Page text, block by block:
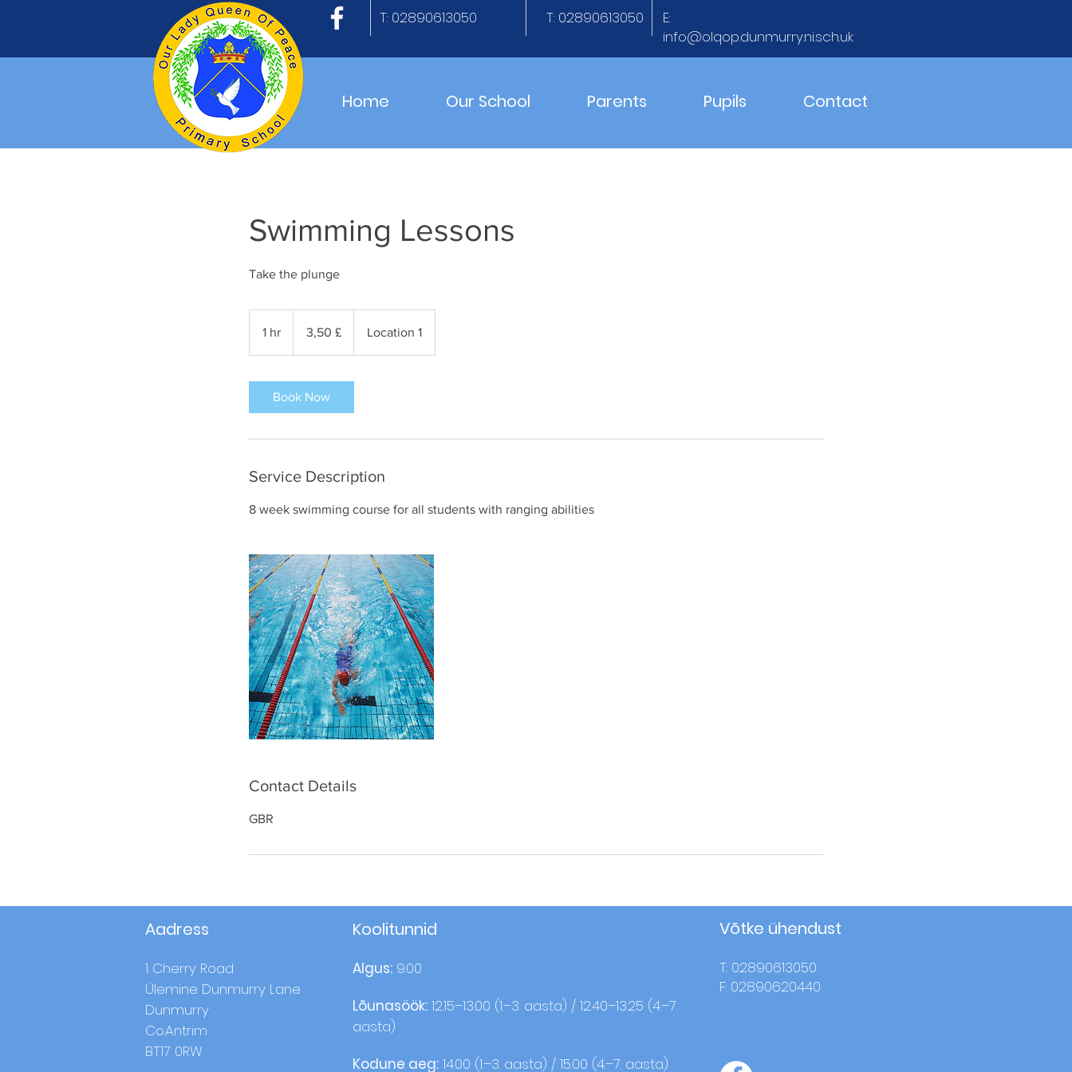
Home Our School Parents Pupils Contact
T: 02890613050 T: 02890613050
E:
info@olqop.dunmurry.ni.sch.uk
Swimming Lessons
Take the plunge
1 hr
naelsterlingit
3,50 £ Location 1
Book Now
Service Description
8 week swimming course for all students with ranging abilities
Contact Details
GBR
Aadress
1 Cherry Road
Ülemine Dunmurry Lane
Dunmurry
Co.Antrim
BT17 0RW
Koolitunnid
Algus: 9.00
Lõunasöök: 12.15–13.00 (1.–3. aasta) / 12.40–13.25 (4.–7.
aasta)
Kodune aeg: 14.00 (1.–3. aasta) / 15.00 (4.–7. aasta)
Võtke ühendust
T: 02890613050
F: 02890620440